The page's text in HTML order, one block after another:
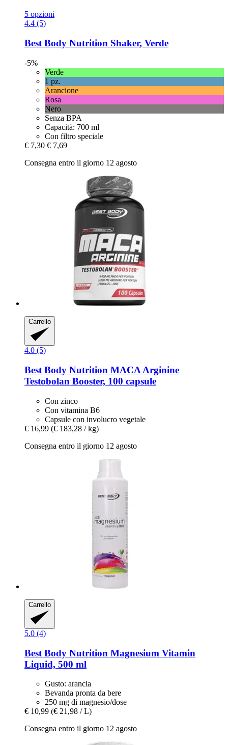
5 opzioni
4.4 (5)
Best Body Nutrition Shaker, Verde
-5%
Verde
1 pz.
Arancione
Rosa
Nero
Senza BPA
Capacità: 700 ml
Con filtro speciale
€ 7,30 € 7,69
Consegna entro il giorno 12 agosto
Carrello
4.0 (5)
Best Body Nutrition MACA Arginine
Testobolan Booster, 100 capsule
Con zinco
Con vitamina B6
Capsule con involucro vegetale
€ 16,99 (€ 183,28 / kg)
Consegna entro il giorno 12 agosto
Carrello
5.0 (4)
Best Body Nutrition Magnesium Vitamin
Liquid, 500 ml
Gusto: arancia
Bevanda pronta da bere
250 mg di magnesio/dose
€ 10,99 (€ 21,98 / L)
Consegna entro il giorno 12 agosto